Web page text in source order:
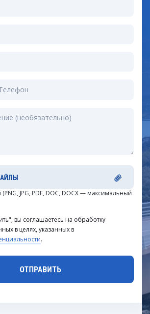
JPG, PDF, DOC, DOCX — максимальный
вы соглашаетесь на обработку
в целях, указанных в
.